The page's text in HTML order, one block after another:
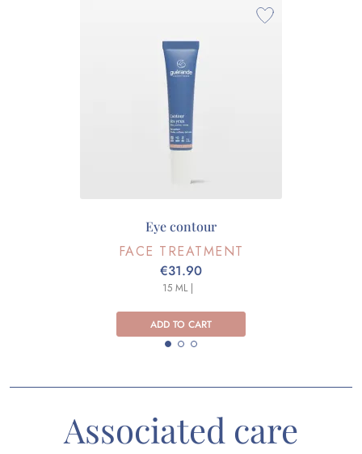
Eye contour
FACE TREATMENT
€31.90
ADD TO CART
15 ML |
Associated care